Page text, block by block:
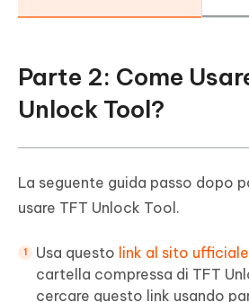
Parte 2: Come
Unlock Tool?
La seguente guida passo dopo
usare TFT Unlock Tool.
Usa questo link al sito
cartella compressa di TFT
cercare questo link usando